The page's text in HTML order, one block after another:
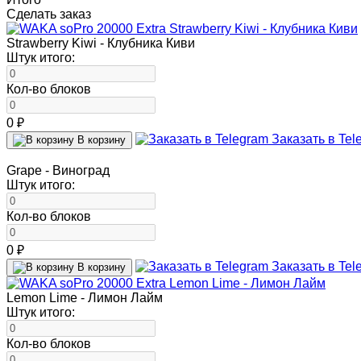
Сделать заказ
Strawberry Kiwi - Клубника Киви
Штук итого:
Кол-во блоков
0 ₽
В корзину Заказать в
Grape - Виноград
Штук итого:
Кол-во блоков
0 ₽
В корзину Заказать в
Lemon Lime - Лимон Лайм
Штук итого:
Кол-во блоков